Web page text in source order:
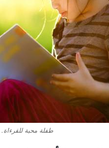
طفلة محبة للقرءاة.